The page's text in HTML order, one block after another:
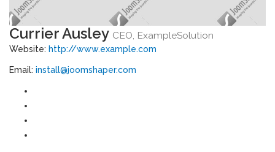
Currier Ausley CEO, ExampleSolution
Website: http://www.example.com
Email: install@joomshaper.com